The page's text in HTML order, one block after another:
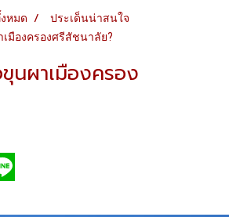
หมด
ประเด็นน่าสนใจ
มืองครองศรีสัชนาลัย?
นผาเมืองครอง